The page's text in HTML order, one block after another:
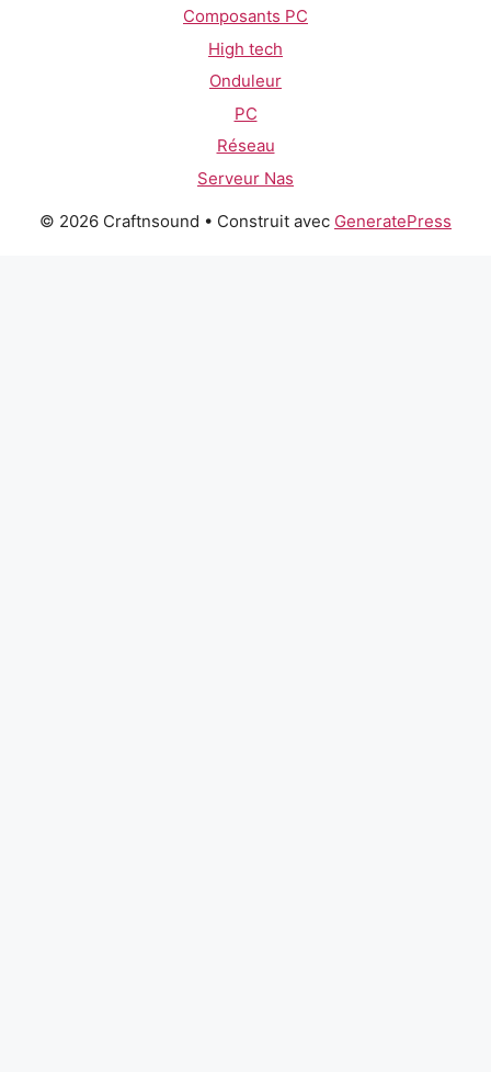
Composants PC
High tech
Onduleur
PC
Réseau
Serveur Nas
© 2026 Craftnsound • Construit avec GeneratePress